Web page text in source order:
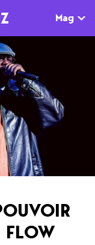
Mag
AGENDA
Paris
Festivals
FLOW